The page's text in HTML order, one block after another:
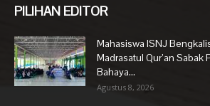
PILIHAN EDITOR
Mahasiswa ISNJ
Madrasatul Qur’an Sabak
Bahaya...
Agustus 8, 2026